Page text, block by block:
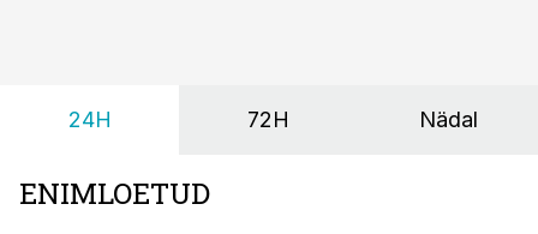
24H 72H Nädal
ENIMLOETUD